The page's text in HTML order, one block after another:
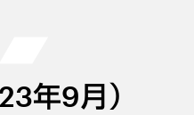
年9月）